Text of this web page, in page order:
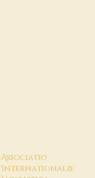
Associatio
Internationalis